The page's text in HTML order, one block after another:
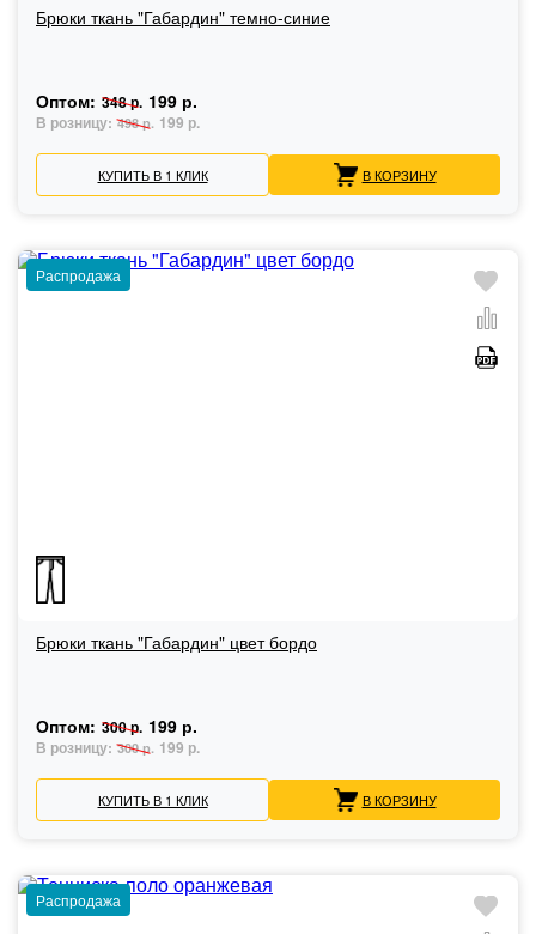
Брюки ткань "Габардин" темно-синие
Оптом: 348 р. 199 р.
В розницу: 498 р. 199 р.
КУПИТЬ В 1 КЛИК В КОРЗИНУ
Распродажа
Брюки ткань "Габардин" цвет бордо
Оптом: 300 р. 199 р.
В розницу: 300 р. 199 р.
КУПИТЬ В 1 КЛИК В КОРЗИНУ
Распродажа